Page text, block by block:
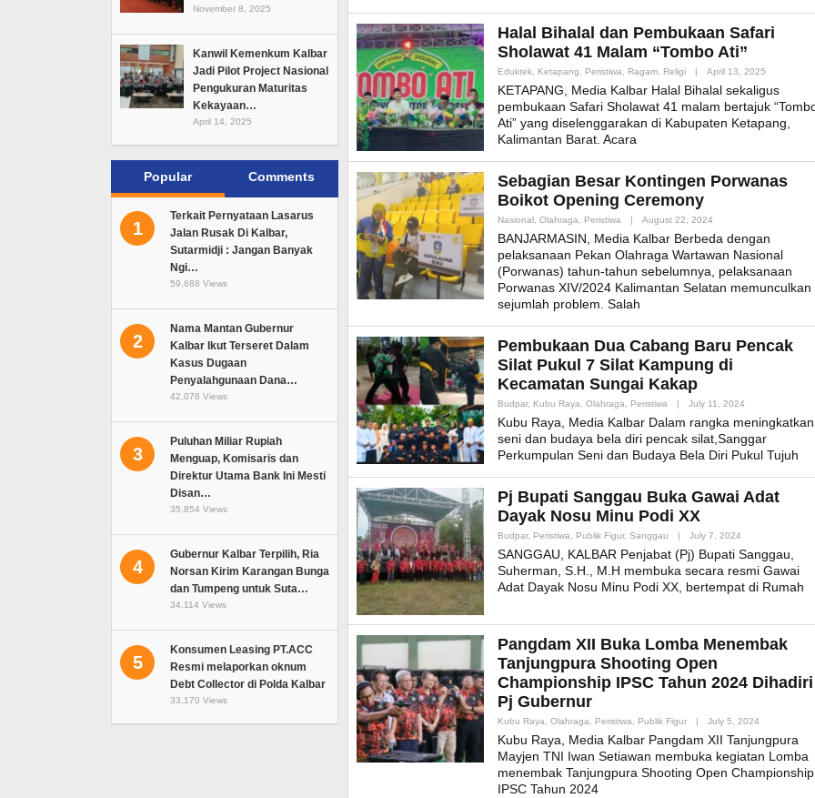
November 8, 2025
Kanwil Kemenkum Kalbar
Jadi Pilot Project Nasional
Pengukuran Maturitas
Kekayaan…
April 14, 2025
Popular Comments
1
Terkait Pernyataan Lasarus
Jalan Rusak Di Kalbar,
Sutarmidji : Jangan Banyak
Ngi…
59,688 Views
2
Nama Mantan Gubernur
Kalbar Ikut Terseret Dalam
Kasus Dugaan
Penyalahgunaan Dana…
42,076 Views
3
Puluhan Miliar Rupiah
Menguap, Komisaris dan
Direktur Utama Bank Ini Mesti
Disan…
35,854 Views
4
Gubernur Kalbar Terpilih, Ria
Norsan Kirim Karangan Bunga
dan Tumpeng untuk Suta…
34,114 Views
5
Konsumen Leasing PT.ACC
Resmi melaporkan oknum
Debt Collector di Polda Kalbar
33,170 Views
Halal Bihalal dan Pembukaan Safari
Sholawat 41 Malam “Tombo Ati”
Eduktek, Ketapang, Peristiwa, Ragam, Religi | April 13, 2025
KETAPANG, Media Kalbar Halal Bihalal sekaligus
pembukaan Safari Sholawat 41 malam bertajuk
Ati” yang diselenggarakan di Kabupaten Ketapang,
Kalimantan Barat. Acara
Sebagian Besar Kontingen Porwanas
Boikot Opening Ceremony
Nasional, Olahraga, Peristiwa | August 22, 2024
BANJARMASIN, Media Kalbar Berbeda dengan
pelaksanaan Pekan Olahraga Wartawan Nasional
(Porwanas) tahun-tahun sebelumnya, pelaksanaan
Porwanas XIV/2024 Kalimantan Selatan memunculkan
sejumlah problem. Salah
Pembukaan Dua Cabang Baru Pencak
Silat Pukul 7 Silat Kampung di
Kecamatan Sungai Kakap
Budpar, Kubu Raya, Olahraga, Peristiwa | July 11, 2024
Kubu Raya, Media Kalbar Dalam rangka meningkatkan
seni dan budaya bela diri pencak silat,Sanggar
Perkumpulan Seni dan Budaya Bela Diri Pukul Tujuh
Pj Bupati Sanggau Buka Gawai Adat
Dayak Nosu Minu Podi XX
Budpar, Peristiwa, Publik Figur, Sanggau | July 7, 2024
SANGGAU, KALBAR Penjabat (Pj) Bupati Sanggau,
Suherman, S.H., M.H membuka secara resmi Gawai
Adat Dayak Nosu Minu Podi XX, bertempat di Rumah
Pangdam XII Buka Lomba Menembak
Tanjungpura Shooting Open
Championship IPSC Tahun 2024 Dihadiri
Pj Gubernur
Kubu Raya, Olahraga, Peristiwa, Publik Figur | July 5, 2024
Kubu Raya, Media Kalbar Pangdam XII Tanjungpura
Mayjen TNI Iwan Setiawan membuka kegiatan Lomba
menembak Tanjungpura Shooting Open Championship
IPSC Tahun 2024